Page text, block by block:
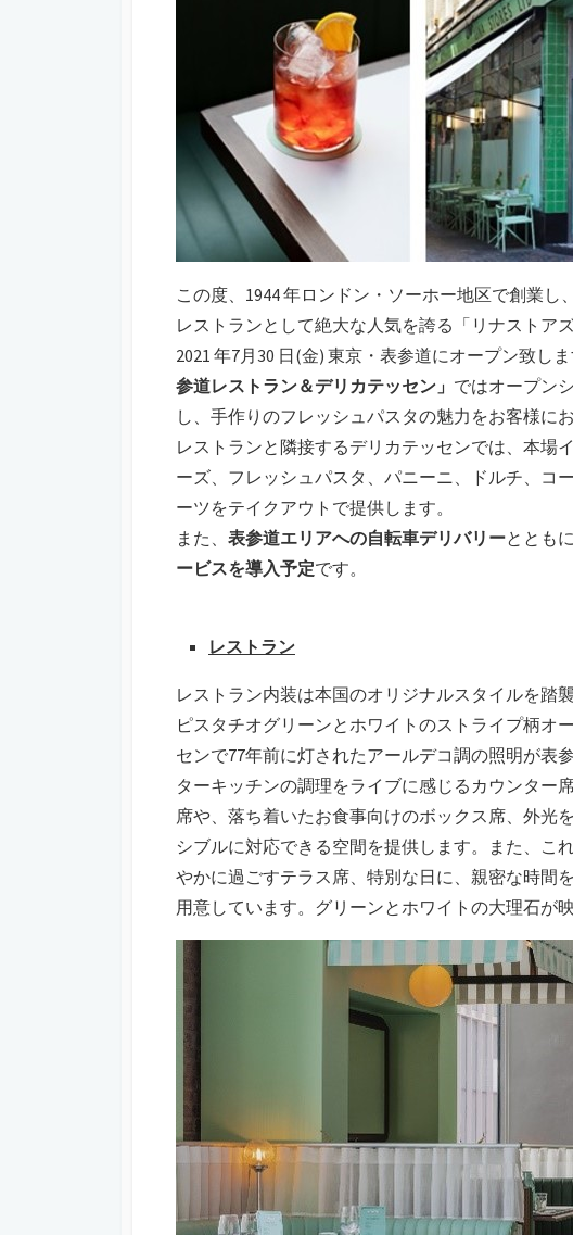
この度、1944 年ロンドン・ソーホー地区で創業
レストランとして絶大な人気を誇る「リナストア
2021 年7月30 日(金) 東京・表参道にオープン致しま
参道レストラン＆デリカテッセン」 ではオープン
し、手作りのフレッシュパスタの魅力をお客様に
レストランと隣接するデリカテッセンでは、本場
ーズ、フレッシュパスタ、パニーニ、ドルチ、コ
ーツをテイクアウトで提供します。
また、 表参道エリアへの自転車デリバリーとともに
ービスを導入予定です。
レストラン
レストラン内装は本国のオリジナルスタイルを踏襲
ピスタチオグリーンとホワイトのストライプ柄オ
センで77年前に灯されたアールデコ調の照明が表
ターキッチンの調理をライブに感じるカウンター
席や、落ち着いたお食事向けのボックス席、外光
シブルに対応できる空間を提供します。また、こ
やかに過ごすテラス席、特別な日に、親密な時間
用意しています。グリーンとホワイトの大理石が